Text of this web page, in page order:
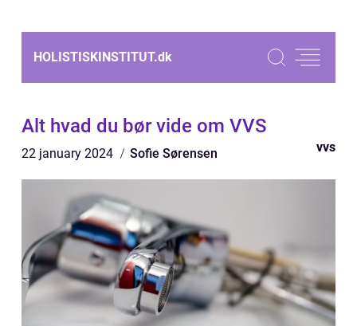
HOLISTISKINSTITUT.dk
Alt hvad du bør vide om VVS
22 january 2024 Sofie Sørensen vvs